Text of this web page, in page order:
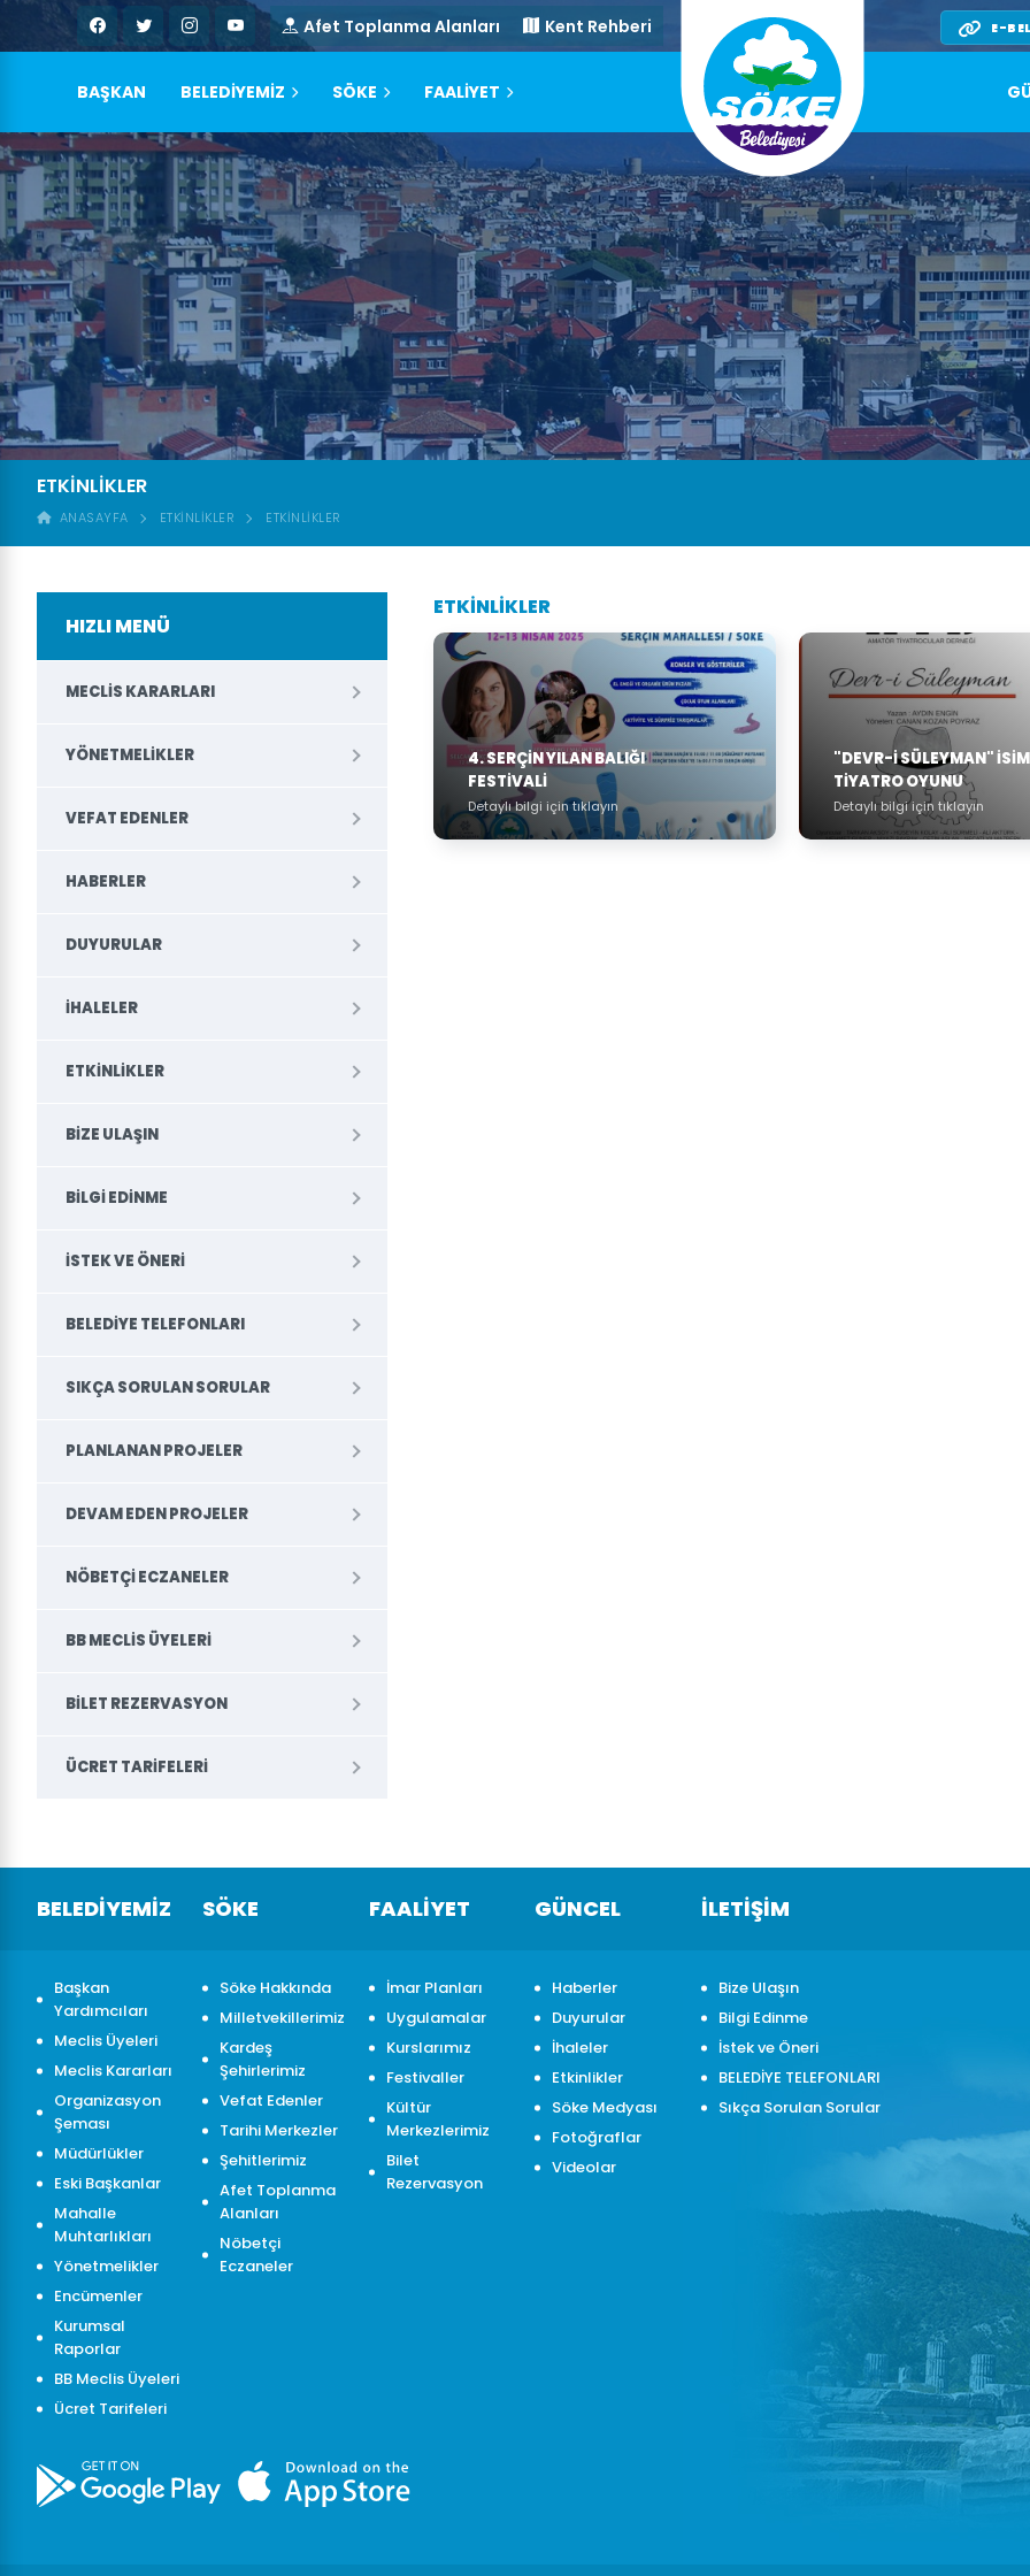
Afet Toplanma Alanları Kent Rehberi E-
BAŞKAN BELEDİYEMİZ SÖKE FAALİYET
ETKİNLİKLER
ANASAYFA ETKINLIKLER ETKİNLİKLER
ETKİNLİKLER
4. SERÇIN YILAN BALIĞI
FESTIVALI
Detaylı bilgi için tıklayın
"DEVR-İ SÜLEYMAN"
TİYATRO OYUNU
Detaylı bilgi için tıklayın
HIZLI MENÜ
MECLIS KARARLARI
YÖNETMELIKLER
VEFAT EDENLER
HABERLER
DUYURULAR
İHALELER
ETKINLIKLER
BIZE ULAŞIN
BILGI EDINME
İSTEK VE ÖNERI
BELEDİYE TELEFONLARI
SIKÇA SORULAN SORULAR
PLANLANAN PROJELER
DEVAM EDEN PROJELER
NÖBETÇI ECZANELER
BB MECLIS ÜYELERI
BILET REZERVASYON
ÜCRET TARIFELERI
BELEDİYEMİZ
Başkan
Yardımcıları
Meclis Üyeleri
Meclis Kararları
Organizasyon
Şeması
Müdürlükler
Eski Başkanlar
Mahalle
Muhtarlıkları
Yönetmelikler
Encümenler
Kurumsal
Raporlar
BB Meclis Üyeleri
Ücret Tarifeleri
SÖKE
Söke Hakkında
Milletvekillerimiz
Kardeş
Şehirlerimiz
Vefat Edenler
Tarihi Merkezler
Şehitlerimiz
Afet Toplanma
Alanları
Nöbetçi
Eczaneler
FAALİYET
İmar Planları
Uygulamalar
Kurslarımız
Festivaller
Kültür
Merkezlerimiz
Bilet
Rezervasyon
GÜNCEL
Haberler
Duyurular
İhaleler
Etkinlikler
Söke Medyası
Fotoğraflar
Videolar
İLETİŞİM
Bize Ulaşın
Bilgi Edinme
İstek ve Öneri
BELEDİYE TELEFONLARI
Sıkça Sorulan Sorular